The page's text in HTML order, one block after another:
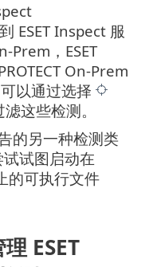
ESET Inspect 服
Prem，ESET
On-Prem
以通过选择
这些检测。
的另一种检测类
试图启动在
的可执行文件
ESET